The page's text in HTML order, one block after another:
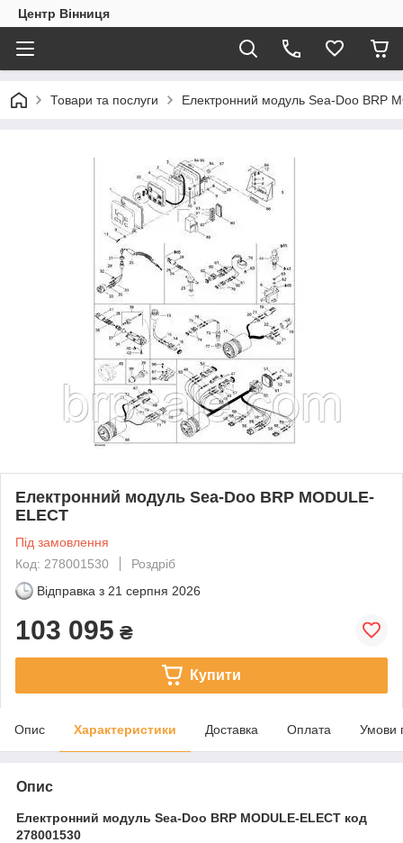
Центр Вінниця
Товари та послуги Електронний модуль Sea-Doo BRP
Електронний модуль Sea-Doo BRP MODULE-
ELECT
Під замовлення
Код: 278001530
Роздріб
Відправка з 21 серпня 2026
103 095 ₴
Купити
Опис Характеристики Доставка Оплата Умови
Опис
Електронний модуль Sea-Doo BRP MODULE-ELECT код
278001530